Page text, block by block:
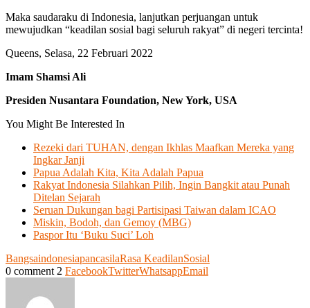
Maka saudaraku di Indonesia, lanjutkan perjuangan untuk
mewujudkan “keadilan sosial bagi seluruh rakyat” di negeri tercinta!
Queens, Selasa, 22 Februari 2022
Imam Shamsi Ali
Presiden Nusantara Foundation, New York, USA
You Might Be Interested In
Rezeki dari TUHAN, dengan Ikhlas Maafkan Mereka yang
Ingkar Janji
Papua Adalah Kita, Kita Adalah Papua
Rakyat Indonesia Silahkan Pilih, Ingin Bangkit atau Punah
Ditelan Sejarah
Seruan Dukungan bagi Partisipasi Taiwan dalam ICAO
Miskin, Bodoh, dan Gemoy (MBG)
Paspor Itu ‘Buku Suci’ Loh
BangsaindonesiapancasilaRasa KeadilanSosial
0 comment 2 FacebookTwitterWhatsappEmail